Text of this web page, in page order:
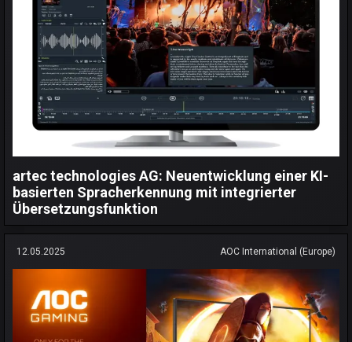
artec technologies AG: Neuentwicklung einer KI-
basierten Spracherkennung mit integrierter
Übersetzungsfunktion
12.05.2025 AOC International (Europe)